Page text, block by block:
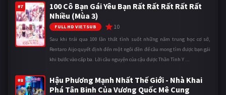
#7
100 Cô Bạn Gái Yêu Bạn Rất Rất Rất Rất Rất
Nhiều (Mùa 3)
FULL HD VIETSUB 10
Sau khi trải qua 100 lần thất tình suốt những năm trung học cơ sở,
Rentaro Aijo quyết định đến một ngôi đền để cầu mong tìm được bạn gái
khi bước vào cấp ba. Lời cầu nguyện của cậu được Thần Tình Y ...
#8
Hậu Phương Mạnh Nhất Thế Giới - Nhà Khai
Phá Tân Binh Của Vương Quốc Mê Cung